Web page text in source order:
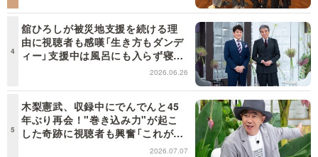
舘ひろしが被災地支援を続ける理
由に視聴者も感嘆「生き方もダンデ
ィー」支援中は風呂にも入らず寝袋
で寝泊まり【日曜日の初耳学】2026.06.26
木梨憲武、収録中にでんでんと45
年ぶり再会！"巻き込み力"が起こ
した奇跡に視聴者も興奮「これがテ
レビの面白さだよね！」＜日曜日の
2026.07.07